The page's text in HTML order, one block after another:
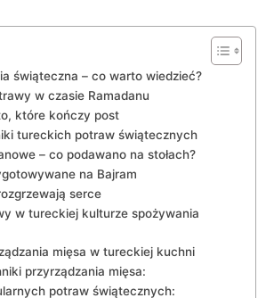
świąteczna – ⁣co warto ⁤wiedzieć?
w czasie Ramadanu
które kończy post
tureckich ​potraw świątecznych
– ⁢co podawano na ⁤stołach?
na Bajram
serce
w​ tureckiej kulturze spożywania
‌mięsa w tureckiej kuchni
przyrządzania‌ mięsa:
potraw świątecznych: